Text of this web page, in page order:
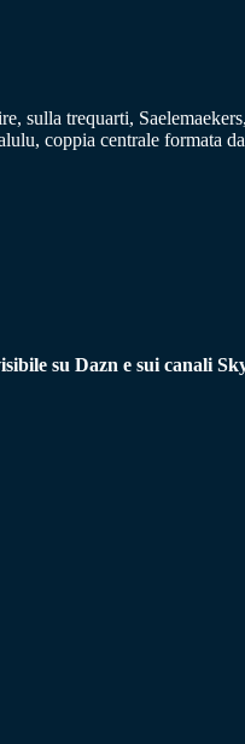
sulla trequarti,
coppia centrale formata
su Dazn e sui canali